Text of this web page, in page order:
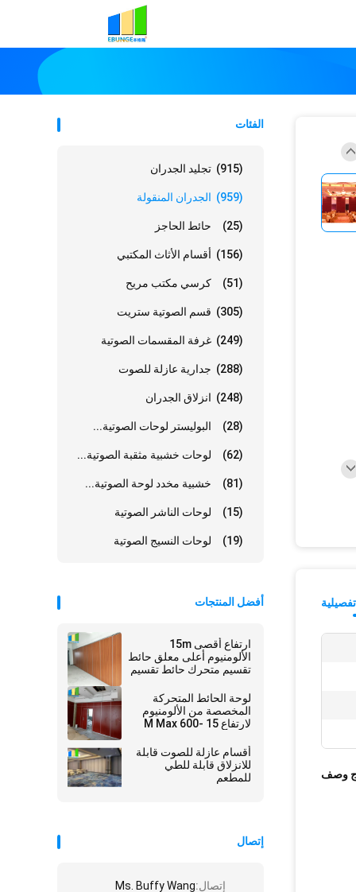
الفئات
تجليد الجدران (915)
الجدران المنقولة (959)
حائط الحاجز (25)
أقسام الأثاث المكتبي (156)
كرسي مكتب مريح (51)
قسم الصوتية ستريت (305)
غرفة المقسمات الصوتية (249)
جدارية عازلة للصوت (288)
انزلاق الجدران (248)
البوليستر لوحات الصوتية... (28)
لوحات خشبية مثقبة الصوتية... (62)
خشبية مخدد لوحة الصوتية... (81)
لوحات الناشر الصوتية (15)
لوحات النسيج الصوتية (19)
أفضل المنتجات
ارتفاع أقصى 15m
الألومنيوم أعلى معلق حائط
تقسيم متحرك حائط تقسيم
لوحة الحائط المتحركة
المخصصة من الألومنيوم
لارتفاع 15 M Max 600-
أقسام عازلة للصوت قابلة
للانزلاق قابلة للطي
للمطعم
إتصال
إتصال:Ms. Buffy Wang
وصف